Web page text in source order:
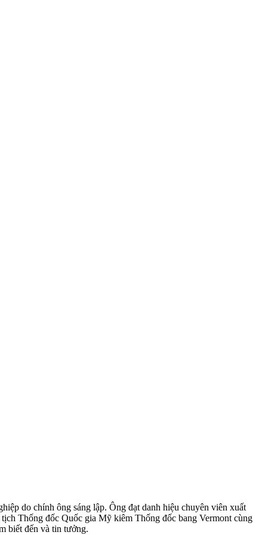
do chính ông sáng lập. Ông đạt danh hiệu chuyên viên xuất
Thống đốc Quốc gia Mỹ kiêm Thống đốc bang Vermont cùng
biết đến và tin tưởng.